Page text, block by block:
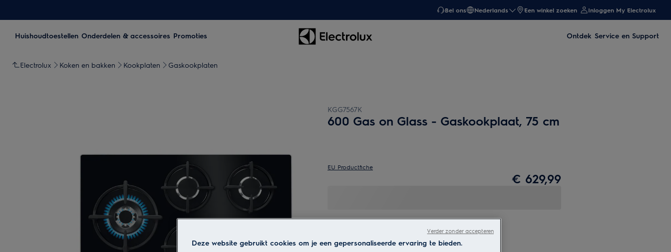
Bel ons Nederlands Een winkel zoeken Inloggen My Electrolux
Huishoudtoestellen Onderdelen & accessoires Promoties Ontdek Service en Support
Electrolux Koken en bakken Kookplaten Gaskookplaten
KGG7567K
600 Gas on Glass - Gaskookplaat, 75 cm
EU Productfiche
€ 629,99
Deze website gebruikt cookies om je een gepersonaliseerde ervaring te bieden.
Verder zonder accepteren